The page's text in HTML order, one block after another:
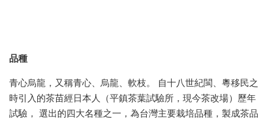
品種
青心烏龍，又稱青心、烏龍、軟枝。 自十八世紀閩、粵移民之
時引入的茶苗經日本人（平鎮茶葉試驗所，現今茶改場）歷年
試驗， 選出的四大名種之一，為台灣主要栽培品種，製成茶品